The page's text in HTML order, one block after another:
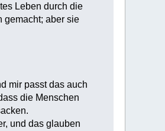
Leben durch die
gemacht; aber sie
mir passt das auch
die Menschen
und das glauben